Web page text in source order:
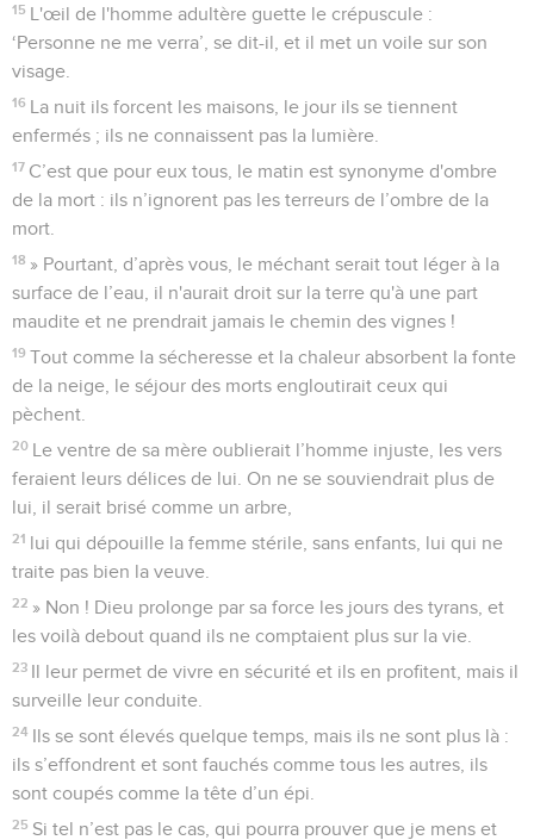
15 L'œil de l'homme adultère guette le crépuscule :
‘Personne ne me verra’, se dit-il, et il met un voile sur son
visage.
16 La nuit ils forcent les maisons, le jour ils se tiennent
enfermés ; ils ne connaissent pas la lumière.
17 C’est que pour eux tous, le matin est synonyme d'ombre
de la mort : ils n’ignorent pas les terreurs de l’ombre de la
mort.
18 » Pourtant, d’après vous, le méchant serait tout léger à la
surface de l’eau, il n'aurait droit sur la terre qu'à une part
maudite et ne prendrait jamais le chemin des vignes !
19 Tout comme la sécheresse et la chaleur absorbent la fonte
de la neige, le séjour des morts engloutirait ceux qui
pèchent.
20 Le ventre de sa mère oublierait l’homme injuste, les vers
feraient leurs délices de lui. On ne se souviendrait plus de
lui, il serait brisé comme un arbre,
21 lui qui dépouille la femme stérile, sans enfants, lui qui ne
traite pas bien la veuve.
22 » Non ! Dieu prolonge par sa force les jours des tyrans, et
les voilà debout quand ils ne comptaient plus sur la vie.
23 Il leur permet de vivre en sécurité et ils en profitent, mais il
surveille leur conduite.
24 Ils se sont élevés quelque temps, mais ils ne sont plus là :
ils s’effondrent et sont fauchés comme tous les autres, ils
sont coupés comme la tête d’un épi.
25 Si tel n’est pas le cas, qui pourra prouver que je mens et